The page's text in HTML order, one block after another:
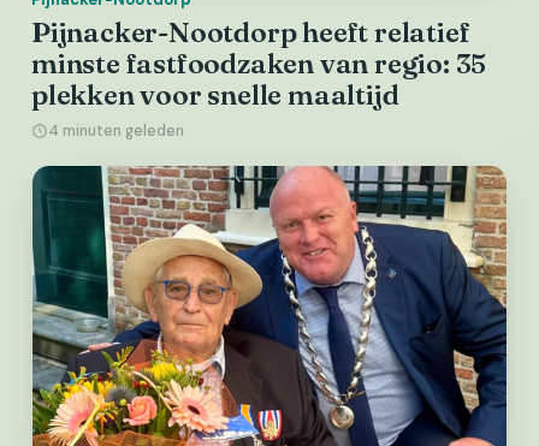
Pijnacker-Nootdorp heeft relatief
minste fastfoodzaken van regio: 35
plekken voor snelle maaltijd
4 minuten geleden